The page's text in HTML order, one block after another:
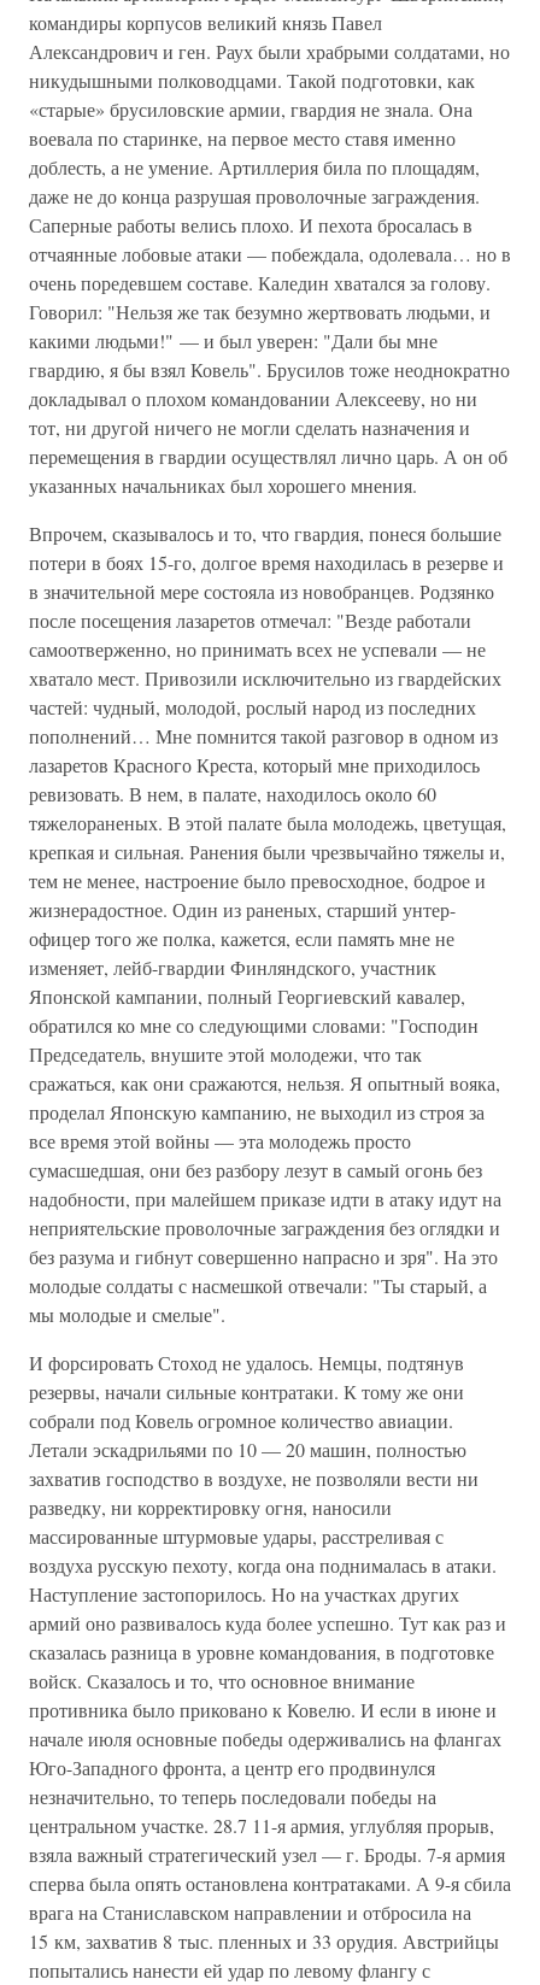
командиры корпусов великий князь Павел
Александрович и ген. Раух были храбрыми солдатами, но
никудышными полководцами. Такой подготовки, как
«старые» брусиловские армии, гвардия не знала. Она
воевала по старинке, на первое место ставя именно
доблесть, а не умение. Артиллерия била по площадям,
даже не до конца разрушая проволочные заграждения.
Саперные работы велись плохо. И пехота бросалась в
отчаянные лобовые атаки — побеждала, одолевала… но в
очень поредевшем составе. Каледин хватался за голову.
Говорил: "Нельзя же так безумно жертвовать людьми, и
какими людьми!" — и был уверен: "Дали бы мне
гвардию, я бы взял Ковель". Брусилов тоже неоднократно
докладывал о плохом командовании Алексееву, но ни
тот, ни другой ничего не могли сделать назначения и
перемещения в гвардии осуществлял лично царь. А он об
указанных начальниках был хорошего мнения.
Впрочем, сказывалось и то, что гвардия, понеся большие
потери в боях 15-го, долгое время находилась в резерве и
в значительной мере состояла из новобранцев. Родзянко
после посещения лазаретов отмечал: "Везде работали
самоотверженно, но принимать всех не успевали — не
хватало мест. Привозили исключительно из гвардейских
частей: чудный, молодой, рослый народ из последних
пополнений… Мне помнится такой разговор в одном из
лазаретов Красного Креста, который мне приходилось
ревизовать. В нем, в палате, находилось около 60
тяжелораненых. В этой палате была молодежь, цветущая,
крепкая и сильная. Ранения были чрезвычайно тяжелы и,
тем не менее, настроение было превосходное, бодрое и
жизнерадостное. Один из раненых, старший унтер-
офицер того же полка, кажется, если память мне не
изменяет, лейб-гвардии Финляндского, участник
Японской кампании, полный Георгиевский кавалер,
обратился ко мне со следующими словами: "Господин
Председатель, внушите этой молодежи, что так
сражаться, как они сражаются, нельзя. Я опытный вояка,
проделал Японскую кампанию, не выходил из строя за
все время этой войны — эта молодежь просто
сумасшедшая, они без разбору лезут в самый огонь без
надобности, при малейшем приказе идти в атаку идут на
неприятельские проволочные заграждения без оглядки и
без разума и гибнут совершенно напрасно и зря". На это
молодые солдаты с насмешкой отвечали: "Ты старый, а
мы молодые и смелые".
И форсировать Стоход не удалось. Немцы, подтянув
резервы, начали сильные контратаки. К тому же они
собрали под Ковель огромное количество авиации.
Летали эскадрильями по 10 — 20 машин, полностью
захватив господство в воздухе, не позволяли вести ни
разведку, ни корректировку огня, наносили
массированные штурмовые удары, расстреливая с
воздуха русскую пехоту, когда она поднималась в атаки.
Наступление застопорилось. Но на участках других
армий оно развивалось куда более успешно. Тут как раз и
сказалась разница в уровне командования, в подготовке
войск. Сказалось и то, что основное внимание
противника было приковано к Ковелю. И если в июне и
начале июля основные победы одерживались на флангах
Юго-Западного фронта, а центр его продвинулся
незначительно, то теперь последовали победы на
центральном участке. 28.7 11-я армия, углубляя прорыв,
взяла важный стратегический узел — г. Броды. 7-я армия
сперва была опять остановлена контратаками. А 9-я сбила
врага на Станиславском направлении и отбросила на
15 км, захватив 8 тыс. пленных и 33 орудия. Австрийцы
попытались нанести ей удар по левому флангу с